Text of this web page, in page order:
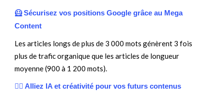
🦸 Sécurisez vos positions Google grâce au Mega
Content
Les articles longs de plus de 3 000 mots génèrent 3 fois
plus de trafic organique que les articles de longueur
moyenne (900 à 1 200 mots).
❤️‍🔥 Alliez IA et créativité pour vos futurs contenus